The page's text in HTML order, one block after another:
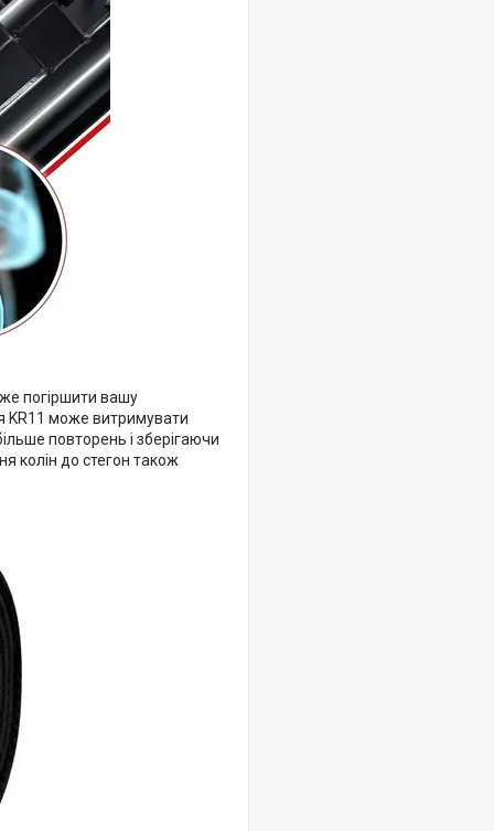
погіршити вашу
KR11 може витримувати
повторень і зберігаючи
колін до стегон також